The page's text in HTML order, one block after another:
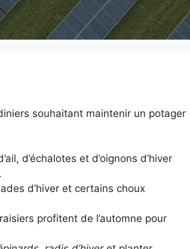
souhaitant maintenir un potager
d’échalotes et d’oignons d’hiver
d’hiver et certains choux
profitent de l’automne pour